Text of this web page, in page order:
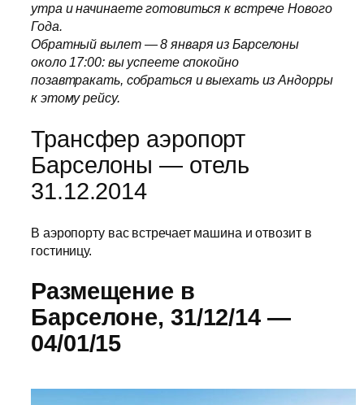
утра и начинаете готовиться к встрече Нового
Года.
Обратный вылет — 8 января из Барселоны
около 17:00: вы успеете спокойно
позавтракать, собраться и выехать из Андорры
к этому рейсу.
Трансфер аэропорт
Барселоны — отель
31.12.2014
В аэропорту вас встречает машина и отвозит в
гостиницу.
Размещение в
Барселоне, 31/12/14 —
04/01/15